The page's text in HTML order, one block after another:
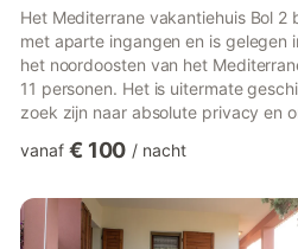
Het Mediterrane vakantiehuis Bol
met aparte ingangen en is gelegen
het noordoosten van het
11 personen. Het is uitermate
zoek zijn naar absolute privacy en
een comfortabele woon-eetkamer,
tweepersoonsbed en een
tweede appartement met eigen
vanaf € 100 / nacht